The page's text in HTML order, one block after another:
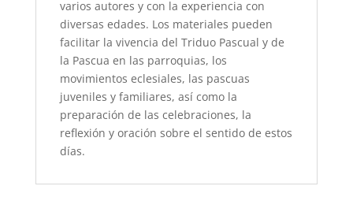
varios autores y con la experiencia con
diversas edades. Los materiales pueden
facilitar la vivencia del Triduo Pascual y de
la Pascua en las parroquias, los
movimientos eclesiales, las pascuas
juveniles y familiares, así como la
preparación de las celebraciones, la
reflexión y oración sobre el sentido de estos
días.